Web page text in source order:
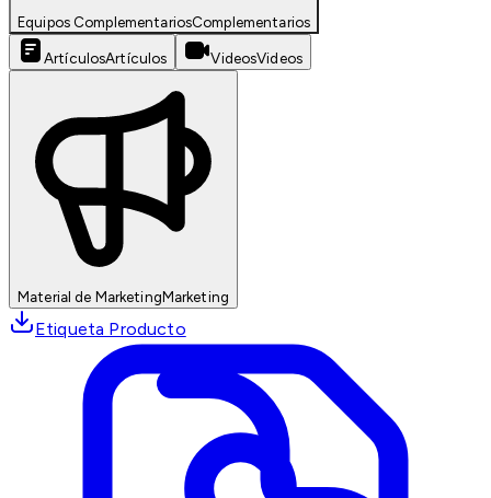
Equipos ComplementariosComplementarios
ArtículosArtículos VideosVideos
Material de MarketingMarketing
Etiqueta Producto